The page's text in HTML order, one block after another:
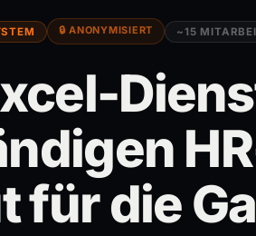
🔒 ANONYMISIERT ~15
für die